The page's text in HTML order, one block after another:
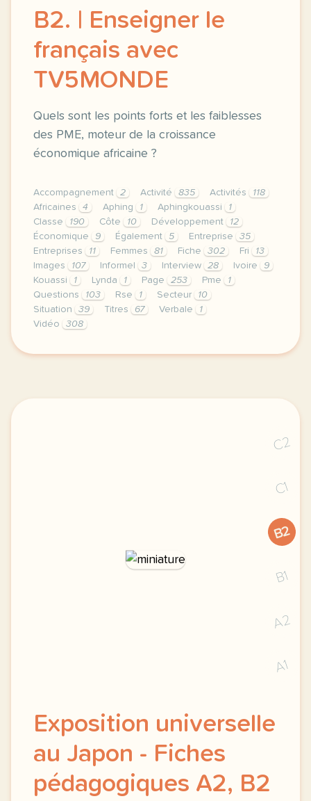
B2. | Enseigner le
français avec
TV5MONDE
Quels sont les points forts et les faiblesses
des PME, moteur de la croissance
économique africaine ?
Accompagnement 2 Activité 835 Activités
118
Africaines
4 Aphing 1 Aphingkouassi
1
Classe
190 Côte 10 Développement
12
Économique
9 Également 5 Entreprise
35
Entreprises
11 Femmes 81 Fiche 302 Fri
13
Images
107 Informel 3 Interview 28 Ivoire
9
Kouassi
1 Lynda 1 Page 253 Pme
1
Questions
103 Rse 1 Secteur
10
Situation
39 Titres 67 Verbale
1
Vidéo
308
le respect de votre vie privee est une priorite
C2
C1
B2
B1
A2
A1
Exposition universelle
au Japon - Fiches
pédagogiques A2, B2